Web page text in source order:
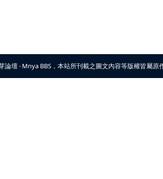
論壇 ‧ Mnya BBS，本站所刊載之圖文內容等版權皆屬原